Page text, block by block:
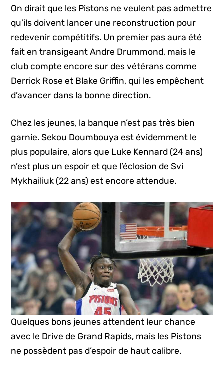
On dirait que les Pistons ne veulent pas admettre
qu’ils doivent lancer une reconstruction pour
redevenir compétitifs. Un premier pas aura été
fait en transigeant Andre Drummond, mais le
club compte encore sur des vétérans comme
Derrick Rose et Blake Griffin, qui les empêchent
d’avancer dans la bonne direction.
Chez les jeunes, la banque n’est pas très bien
garnie. Sekou Doumbouya est évidemment le
plus populaire, alors que Luke Kennard (24 ans)
n’est plus un espoir et que l’éclosion de Svi
Mykhailiuk (22 ans) est encore attendue.
Quelques bons jeunes attendent leur chance
avec le Drive de Grand Rapids, mais les Pistons
ne possèdent pas d’espoir de haut calibre.